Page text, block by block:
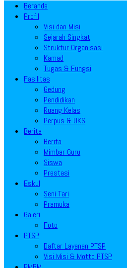
Beranda
Profil
Visi dan Misi
Sejarah Singkat
Struktur Organisasi
Kamad
Tugas & Fungsi
Fasilitas
Gedung
Pendidikan
Ruang Kelas
Perpus & UKS
Berita
Berita
Mimbar Guru
Siswa
Prestasi
Eskul
Seni Tari
Pramuka
Galeri
Foto
PTSP
Daftar Layanan PTSP
Visi Misi & Motto PTSP